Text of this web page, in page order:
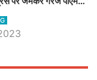
के भाषण की बड़ी